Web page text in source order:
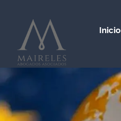
contenido
Inicio